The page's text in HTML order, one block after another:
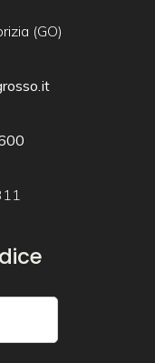
(GO)